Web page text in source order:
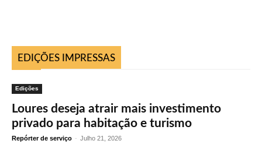
EDIÇÕES IMPRESSAS
Edições
Loures deseja atrair mais investimento
privado para habitação e turismo
Repórter de serviço - Julho 21, 2026